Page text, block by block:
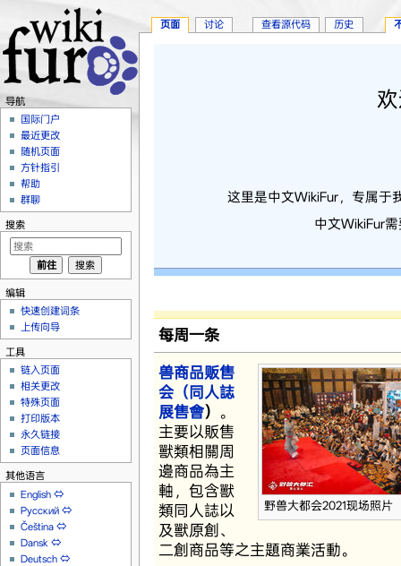
跳转至：导航、搜索
这里是中文WikiFur，专属于
中文WikiFur
每周一条
野兽大都会2021现场照片
兽商品贩售
会（同人誌
展售會） 。
主要以販售
獸類相關周
邊商品為主
軸，包含獸
類同人誌以
及獸原創、
二創商品等之主題商業活動。
页面 讨论 查看源代码 历史
导航
国际门户
最近更改
随机页面
方针指引
帮助
群聊
搜索
编辑
快速创建词条
上传向导
工具
链入页面
相关更改
特殊页面
打印版本
永久链接
页面信息
其他语言
English ⇔
Русский ⇔
Čeština ⇔
Dansk ⇔
Deutsch ⇔